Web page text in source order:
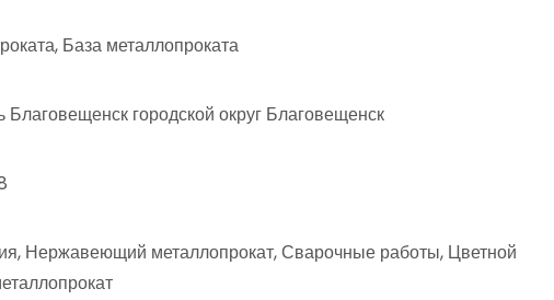
База металлопроката
городской округ Благовещенск
Нержавеющий металлопрокат, Сварочные работы, Цветной